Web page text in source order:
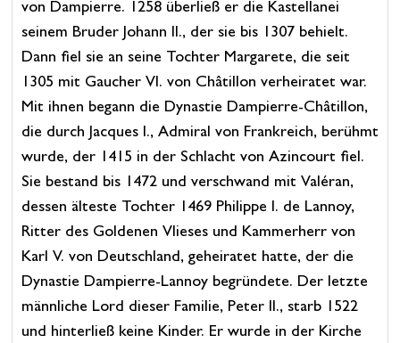
von Dampierre. 1258 überließ er die Kastellanei
seinem Bruder Johann II., der sie bis 1307 behielt.
Dann fiel sie an seine Tochter Margarete, die seit
1305 mit Gaucher VI. von Châtillon verheiratet war.
Mit ihnen begann die Dynastie Dampierre-Châtillon,
die durch Jacques I., Admiral von Frankreich, berühmt
wurde, der 1415 in der Schlacht von Azincourt fiel.
Sie bestand bis 1472 und verschwand mit Valéran,
dessen älteste Tochter 1469 Philippe I. de Lannoy,
Ritter des Goldenen Vlieses und Kammerherr von
Karl V. von Deutschland, geheiratet hatte, der die
Dynastie Dampierre-Lannoy begründete. Der letzte
männliche Lord dieser Familie, Peter II., starb 1522
und hinterließ keine Kinder. Er wurde in der Kirche